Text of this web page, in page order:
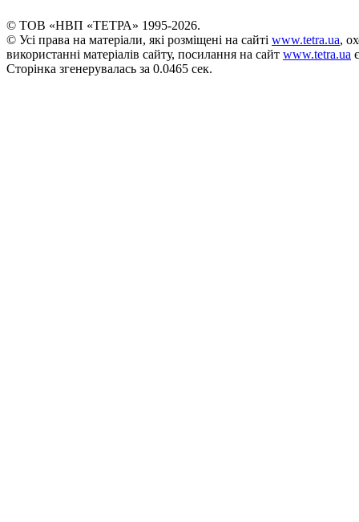
© ТОВ «НВП «ТЕТРА» 1995-2026.
© Усі права на матеріали, які розміщені на сайті www.tetra.ua,
використанні матеріалів сайту, посилання на сайт www.tetra.ua
Сторінка згенерувалась за 0.0465 сек.